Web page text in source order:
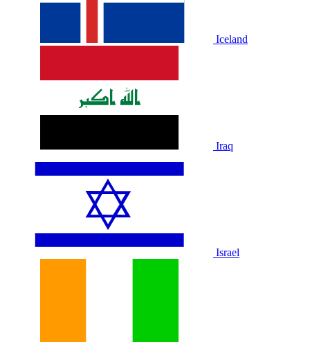
Iceland
Iraq
Israel